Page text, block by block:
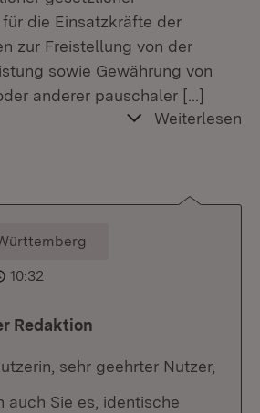
die Einsatzkräfte der
zur Freistellung von der
sowie Gewährung von
anderer pauschaler […]
Weiterlesen
Moderator
10:32
Redaktion
sehr geehrter Nutzer,
auch Sie es, identische